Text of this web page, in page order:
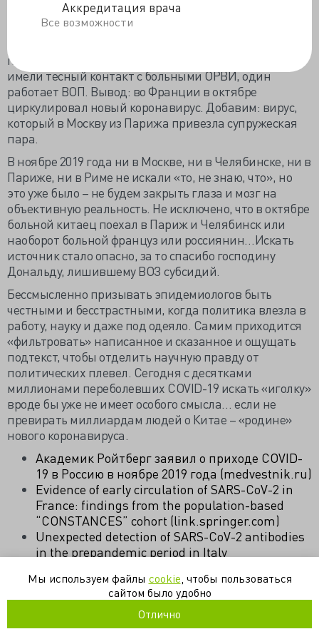
Аккредитация врача
Все возможности
ноябрьских пробах положительными были 1,9%
анализов, в мартовских - уже 6,7% (P<.001). Выборочно
пятеро в октябре перенесли ОРВИ, восемь в октябре
имели тесный контакт с больными ОРВИ, один
работает ВОП. Вывод: во Франции в октябре
циркулировал новый коронавирус. Добавим: вирус,
который в Москву из Парижа привезла супружеская
пара.
В ноябре 2019 года ни в Москве, ни в Челябинске, ни в
Париже, ни в Риме не искали «то, не знаю, что», но
это уже было – не будем закрыть глаза и мозг на
объективную реальность. Не исключено, что в октябре
больной китаец поехал в Париж и Челябинск или
наоборот больной француз или россиянин…Искать
источник стало опасно, за то спасибо господину
Дональду, лишившему ВОЗ субсидий.
Бессмысленно призывать эпидемиологов быть
честными и бесстрастными, когда политика влезла в
работу, науку и даже под одеяло. Самим приходится
«фильтровать» написанное и сказанное и ощущать
подтекст, чтобы отделить научную правду от
политических плевел. Сегодня с десятками
миллионами переболевших COVID-19 искать «иголку»
вроде бы уже не имеет особого смысла… если не
превирать миллиардам людей о Китае – «родине»
нового коронавируса.
Академик Ройтберг заявил о приходе COVID-
19 в Россию в ноябре 2019 года (medvestnik.ru)
Evidence of early circulation of SARS-CoV-2 in
France: findings from the population-based
“CONSTANCES” cohort (link.springer.com)
Unexpected detection of SARS-CoV-2 antibodies
in the prepandemic period in Italy
академик
Мы используем файлы cookie , чтобы пользоваться
сайтом было удобно
Отлично